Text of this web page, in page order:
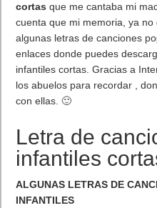
cortas que me cantaba mi
cuenta que mi memoria, ya
algunas letras de canciones
enlaces donde puedes
infantiles cortas. Gracias a
los abuelos para recordar ,
con ellas. 🙂
Letra de
infantiles
ALGUNAS LETRAS DE
INFANTILES